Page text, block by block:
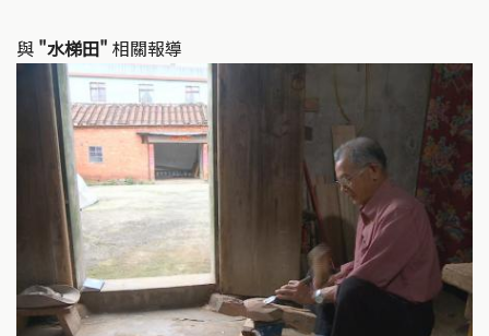
與 "水梯田" 相關報導